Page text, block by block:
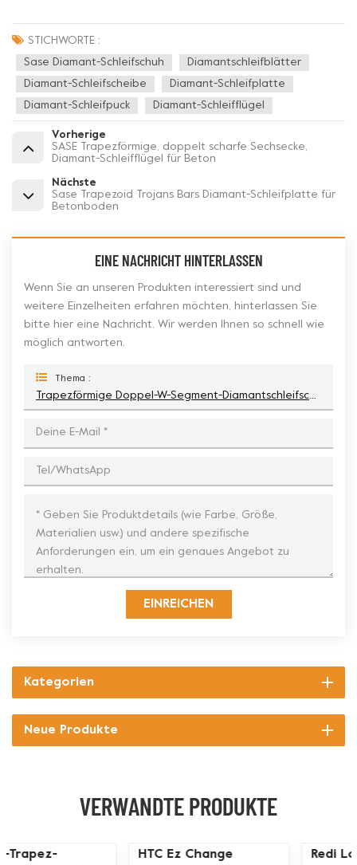
STICHWORTE :
Sase Diamant-Schleifschuh Diamantschleifblätter
Diamant-Schleifscheibe Diamant-Schleifplatte
Diamant-Schleifpuck Diamant-Schleifflügel
Vorherige
SASE Trapezförmige, doppelt scharfe Sechsecke,
Diamant-Schleifflügel für Beton
Nächste
Sase Trapezoid Trojans Bars Diamant-Schleifplatte für
Betonboden
EINE NACHRICHT HINTERLASSEN
Wenn Sie an unseren Produkten interessiert sind und
weitere Einzelheiten erfahren möchten, hinterlassen Sie
bitte hier eine Nachricht. Wir werden Ihnen so schnell wie
möglich antworten.
Thema :
Trapezförmige Doppel-W-Segment-Diamantschleifscheibe Für CPS XPS
EINREICHEN
Kategorien
Neue Produkte
VERWANDTE PRODUKTE
ASL Trapez-
Trapezförmige